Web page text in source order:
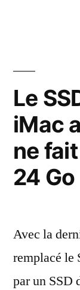
Le
iMac
ne
24 Go
Avec la
remplacé le
par un SSD